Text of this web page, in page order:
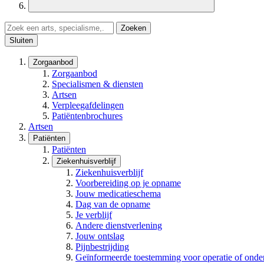
Zoeken
Sluiten
Zorgaanbod
Zorgaanbod
Specialismen & diensten
Artsen
Verpleegafdelingen
Patiëntenbrochures
Artsen
Patiënten
Patiënten
Ziekenhuisverblijf
Ziekenhuisverblijf
Voorbereiding op je opname
Jouw medicatieschema
Dag van de opname
Je verblijf
Andere dienstverlening
Jouw ontslag
Pijnbestrijding
Geïnformeerde toestemming voor operatie of